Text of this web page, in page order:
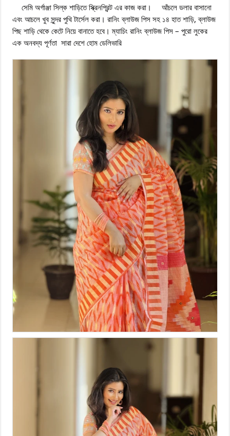
সেমি অর্গাঞ্জা সিল্ক শাড়িতে স্ক্রিনপ্রিন্ট এর কাজ করা।
    আঁচলে ডলার বাসানো
এবং আচলে খুব সুন্দর পুথি টার্সেল করা। রানিং ব্লাউজ পিস সহ ১৪ হাত শাড়ি,ব্লাউজ
পিছ শাড়ি থেকে কেটে নিয়ে বানাতে হবে। ম্যাচিং রানিং ব্লাউজ পিস – পুরো লুকের
এক অনবদ্য পূর্ণতা সারা দেশে হোম ডেলিভারি